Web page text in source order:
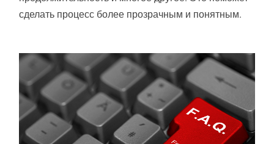
сделать процесс более прозрачным и понятным.